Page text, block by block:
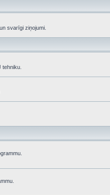
svarīgi ziņojumi.
tehniku.